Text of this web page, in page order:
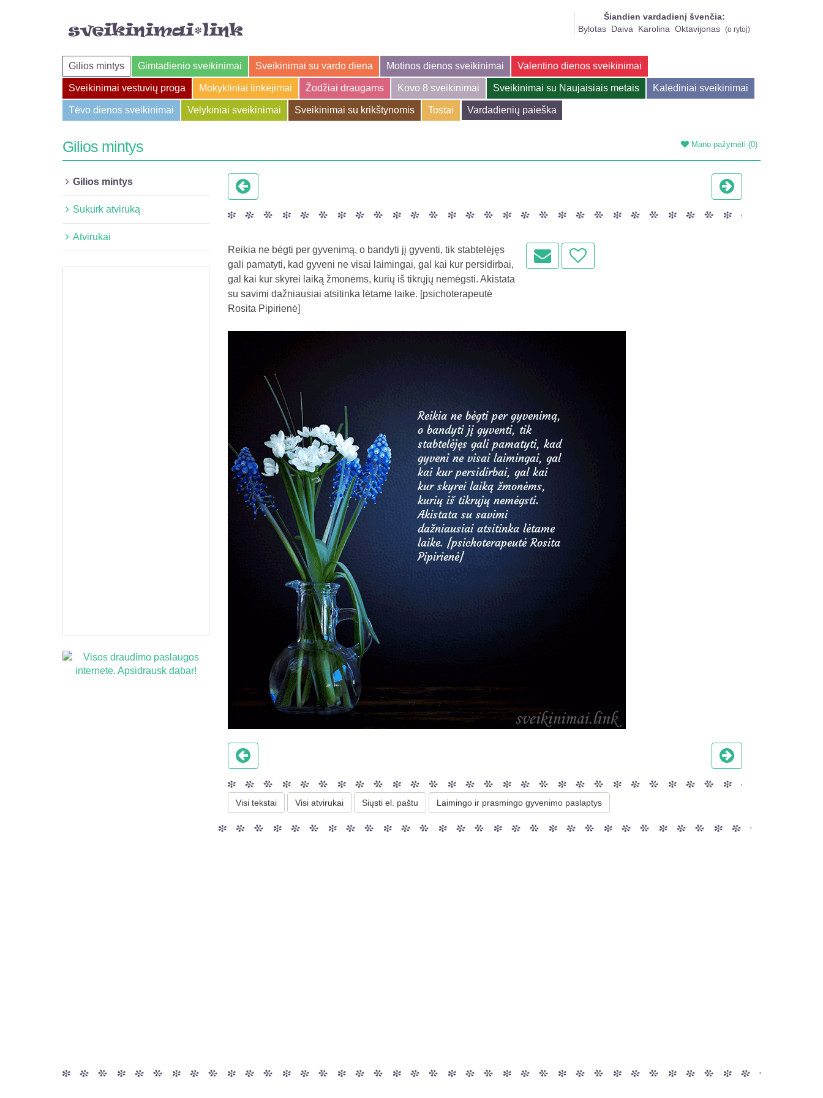
Šiandien vardadienį švenčia:
Bylotas Daiva Karolina Oktavijonas (o rytoj)
Gilios mintys Gimtadienio sveikinimai Sveikinimai su vardo diena Motinos dienos sveikinimai Valentino dienos sveikinimai
Sveikinimai vestuvių proga Mokykliniai linkėjimai Žodžiai draugams Kovo 8 sveikinimai Sveikinimai su Naujaisiais metais Kalėdiniai sveikinimai
Tėvo dienos sveikinimai Velykiniai sveikinimai Sveikinimai su krikštynomis Tostai Vardadienių paieška
Mano pažymėti (0)
Gilios mintys
Gilios mintys
Sukurk atviruką
Atvirukai
Reikia ne bėgti per gyvenimą, o bandyti jį gyventi, tik stabtelėjęs
gali pamatyti, kad gyveni ne visai laimingai, gal kai kur persidirbai,
gal kai kur skyrei laiką žmonėms, kurių iš tikrųjų nemėgsti. Akistata
su savimi dažniausiai atsitinka lėtame laike. [psichoterapeutė
Rosita Pipirienė]
Visi tekstai Visi atvirukai Siųsti el. paštu Laimingo ir prasmingo gyvenimo paslaptys